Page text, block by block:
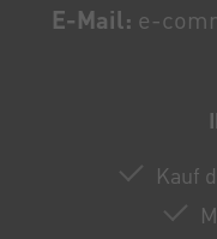
E-Mail: e-
Kauf